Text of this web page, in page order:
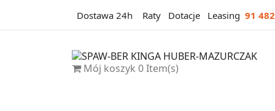
Dostawa 24h Raty Dotacje Leasing 91
Mój koszyk 0Item(s)